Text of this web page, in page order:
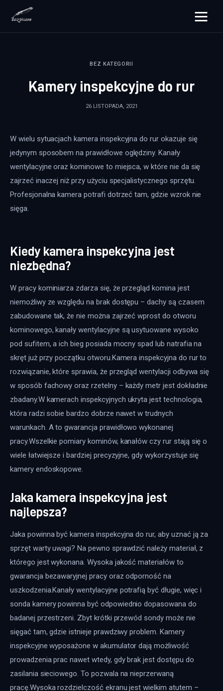
rozpisane.pl
Zdrowie
Dom i ogród
Więcej
BEZ KATEGORII
Kamery inspekcyjne do rur
26 LISTOPADA, 2021
W wielu sytuacjach kamera inspekcyjna do rur okazuje się
jedynym sposobem na prawidłowe oględziny. Kanały
wentylacyjne oraz kominowe to miejsca, w które nie da się
zajrzeć inaczej niż przy użyciu specjalistycznego sprzętu.
Profesjonalna kamera potrafi dotrzeć tam, gdzie wzrok nie
sięga.
Kiedy kamera inspekcyjna jest
niezbędna?
W pracy kominiarza zdarza się, że przegląd komina jest
niemożliwy ze względu na brak dostępu – dachy są czasem
zabudowane tak, że nie można zajrzeć wprost do otworu
kominowego, kanały wentylacyjne są usytuowane wysoko
pod sufitem, a ich bieg posiada mocny spad lub natrafia na
skręt już przy początku otworu.Kamera inspekcyjna do rur to
rozwiązanie, które sprawia, że przegląd wentylacji odbywa się
w sposób fachowy oraz rzetelny – każdy metr jest dokładnie
zbadany.W kamerach inspekcyjnych ukryta jest technologia,
która radzi sobie bardzo dobrze nawet w trudnych
warunkach. A to gwarancja prawidłowo wykonanej
pracy.Wszelkie pomiary kominów, kanałów czy rur stają się o
wiele łatwiejsze i bardziej precyzyjne, gdy wykorzystuje się
kamery endoskopowe.
Jaka kamera inspekcyjna jest
najlepsza?
Jaka powinna być kamera inspekcyjna do rur, aby uznać ją za
sprzęt warty uwagi? Na pewno sprawdzić należy materiał, z
którego jest wykonana. Wysoka jakość materiałów to
gwarancja bezawaryjnej pracy oraz odporność na
uszkodzenia.Kanały wentylacyjne potrafią być długie, więc i
sonda kamery powinna być odpowiednio dopasowana do
badanej przestrzeni. Zbyt krótki przewód sondy może nie
sięgać tam, gdzie istnieje prawdziwy problem. Kamery
inspekcyjne wyposażone w akumulator dają możliwość
prowadzenia prac nawet wtedy, gdy brak jest dostępu do
zasilania sieciowego. To pozwala na nieprzerwaną
pracę.Wysoka rozdzielczość ekranu jest wielkim atutem –